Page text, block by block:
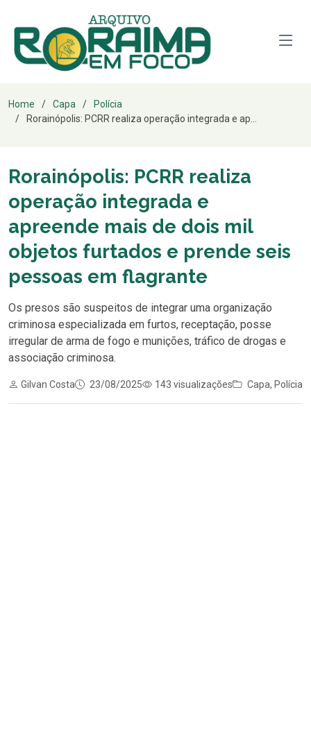
Home Capa
Polícia
Rorainópolis: PCRR realiza operação integrada e ap...
Rorainópolis: PCRR realiza
operação integrada e
apreende mais de dois mil
objetos furtados e prende seis
pessoas em flagrante
Os presos são suspeitos de integrar uma organização
criminosa especializada em furtos, receptação, posse
irregular de arma de fogo e munições, tráfico de drogas e
associação criminosa.
Gilvan Costa 23/08/2025 143 visualizações Capa, Polícia